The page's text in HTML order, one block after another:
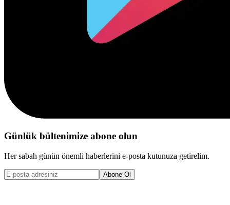
Günlük bültenimize abone olun
Her sabah günün önemli haberlerini e-posta kutunuza getirelim.
Abone Ol